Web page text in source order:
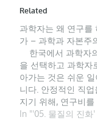
Related
과학자는 왜 연구를
가 – 과학과 자본주
한국에서 과학자
을 선택하고 과학자
아가는 것은 쉬운
니다. 안정적인 직업
지기 위해, 연구비를
위해, 받은 연구비를
In "'05. 물질의 진화'